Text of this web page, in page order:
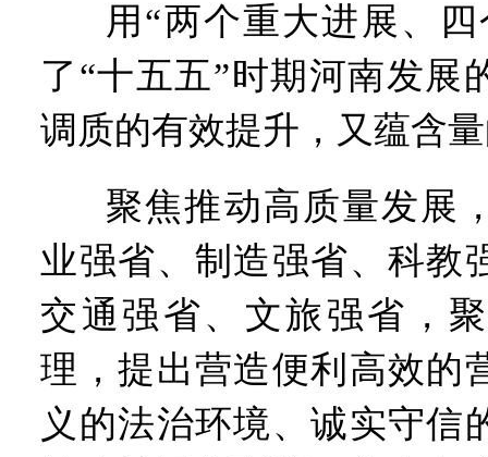
用“两个重大进展、
了“十五五”时期河南发展
调质的有效提升，又蕴含
聚焦推动高质量发展
业强省、制造强省、科教
交通强省、文旅强省，
理，提出营造便利高效的
义的法治环境、诚实守信